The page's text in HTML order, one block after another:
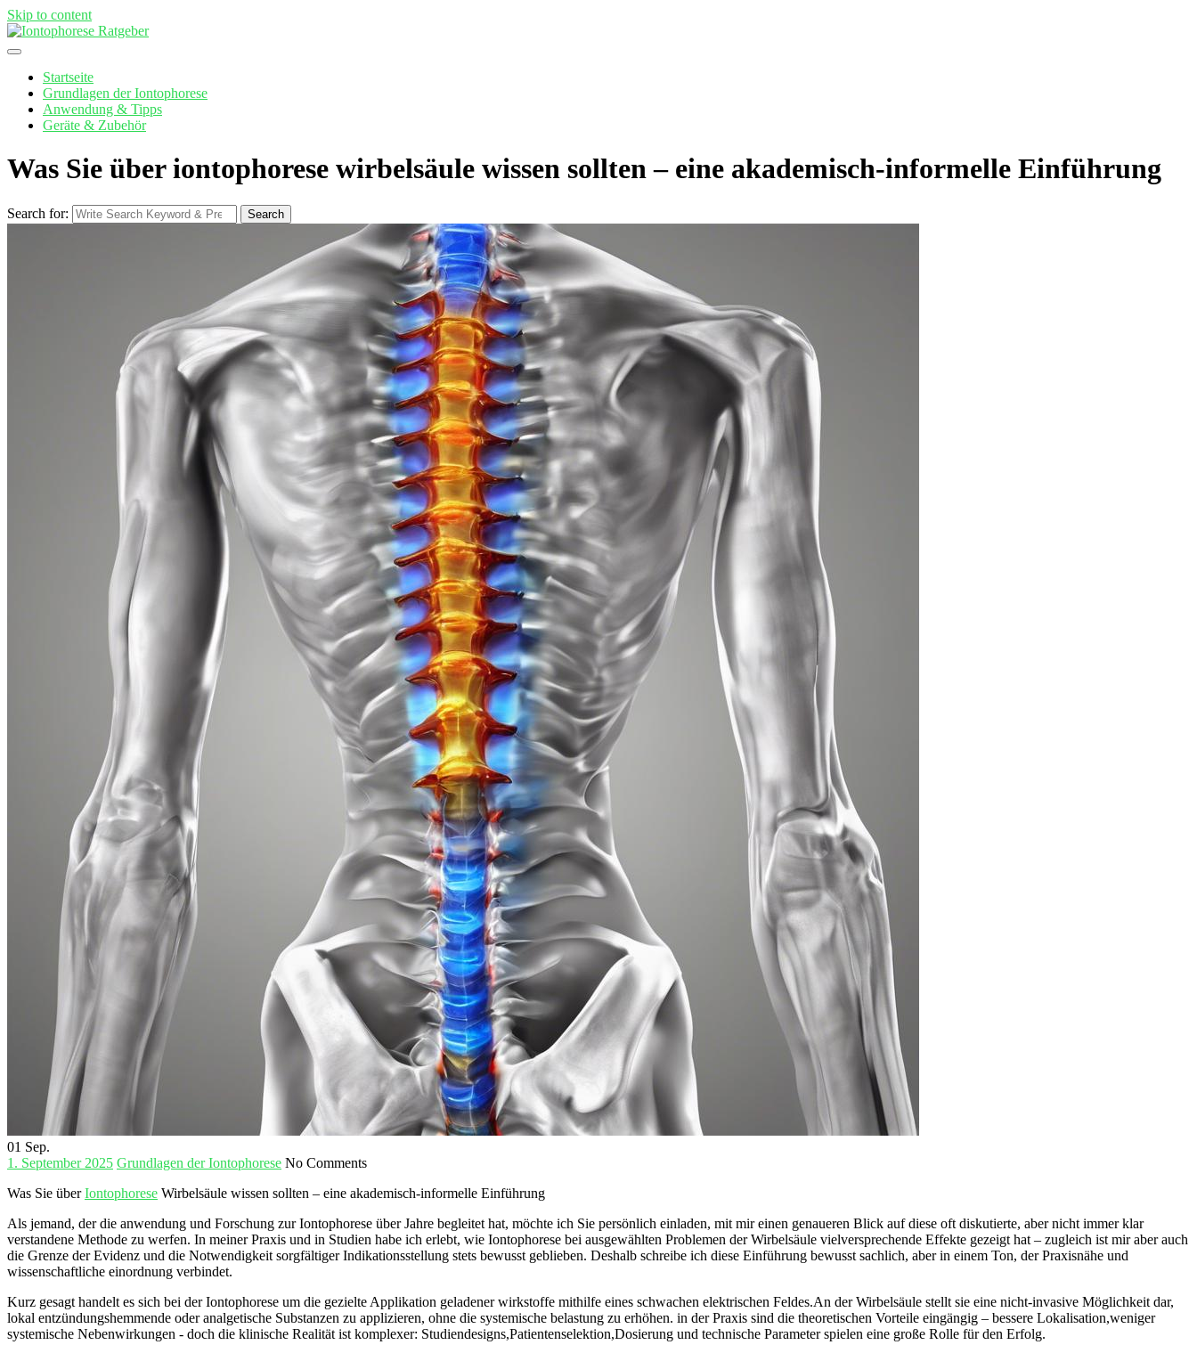
Skip to content
Startseite
Grundlagen der Iontophorese
Anwendung & Tipps
Geräte & Zubehör
Was Sie über iontophorese wirbelsäule wissen sollten – eine akademisch-informelle Einführung
Search for: Search
01 Sep.
1. September 2025 Grundlagen der Iontophorese No Comments
Was Sie überIontophorese Wirbelsäule wissen sollten – eine ⁣akademisch-informelle⁢ Einführung
Als jemand, der die anwendung und‌ Forschung zur Iontophorese über Jahre begleitet hat, möchte ich ⁢Sie persönlich einladen, mit mir einen ‍genaueren ⁤Blick auf diese⁣ oft diskutierte,⁤ aber nicht ⁢immer klar
verstandene Methode⁢ zu werfen. In meiner ​Praxis und in‍ Studien⁣ habe ich erlebt, wie‍ Iontophorese bei ausgewählten Problemen der Wirbelsäule vielversprechende Effekte ‌gezeigt hat – zugleich​ ist mir aber auch⁢
die Grenze der Evidenz⁢ und die Notwendigkeit sorgfältiger Indikationsstellung ⁣stets bewusst geblieben. Deshalb schreibe ich⁤ diese Einführung⁣ bewusst‍ sachlich, aber‌ in einem⁢ Ton, ‌der Praxisnähe und
wissenschaftliche ⁣einordnung verbindet.
Kurz ‍gesagt handelt ⁢es sich bei ⁣der Iontophorese um die gezielte ⁣Applikation geladener wirkstoffe ⁢mithilfe eines schwachen elektrischen Feldes.An der Wirbelsäule⁢ stellt⁢ sie eine nicht-invasive Möglichkeit dar,
lokal⁣ entzündungshemmende oder analgetische Substanzen zu ⁢applizieren,‌ ohne die systemische belastung zu erhöhen. ‍in der Praxis sind die ​theoretischen Vorteile eingängig‌ – bessere Lokalisation,weniger⁤
systemische​ Nebenwirkungen ​- doch die klinische ⁤Realität ist komplexer: ​Studiendesigns,Patientenselektion,Dosierung und technische Parameter spielen eine⁤ große Rolle für den Erfolg.